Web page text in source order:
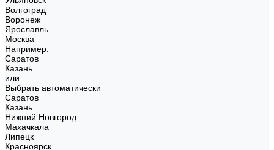
Волгоград
Воронеж
Ярославль
Москва
Например:
Саратов
Казань
или
Выбрать автоматически
Саратов
Казань
Нижний Новгород
Махачкала
Липецк
Красноярск